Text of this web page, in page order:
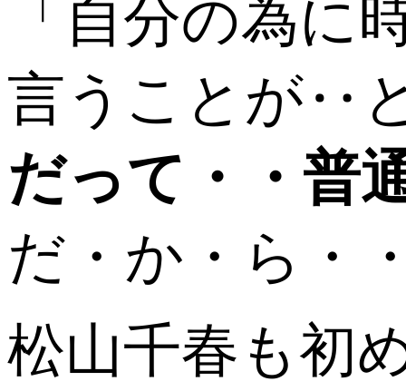
「自分の為
言うことが‥
だって・・普
だ・か・ら・
松山千春も初